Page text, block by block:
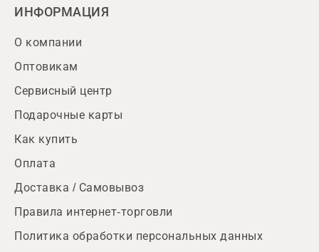
ИНФОРМАЦИЯ
О компании
Оптовикам
Сервисный центр
Подарочные карты
Как купить
Оплата
Доставка / Самовывоз
Правила интернет-торговли
Политика обработки персональных данных